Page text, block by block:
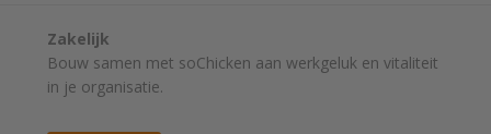
Zakelijk
Bouw samen met soChicken aan werkgeluk en vitaliteit
in je organisatie.